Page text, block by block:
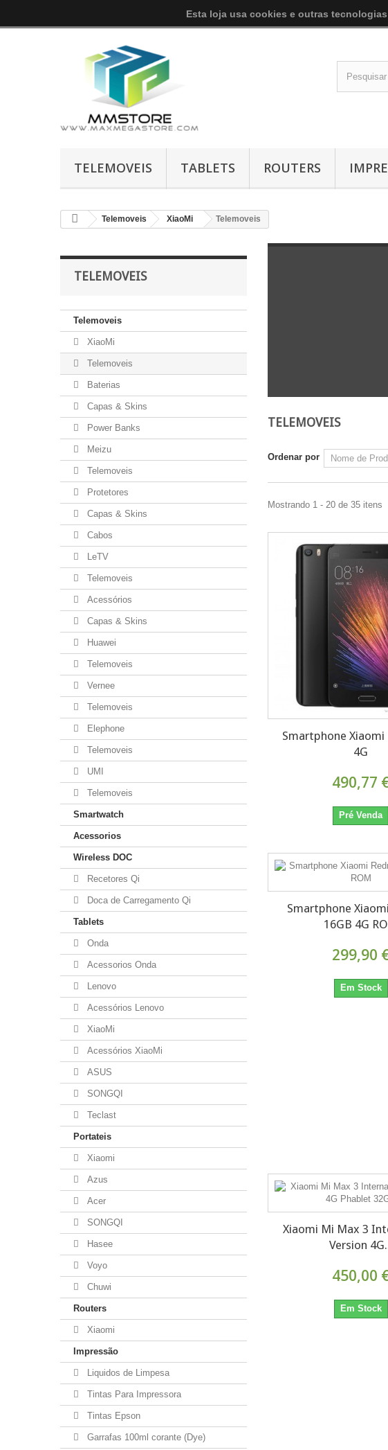
TELEMOVEIS TABLETS ROUTERS
Telemoveis XiaoMi Telemoveis
TELEMOVEIS
Telemoveis
XiaoMi
Telemoveis
Baterias
Capas & Skins
Power Banks
Meizu
Telemoveis
Protetores
Capas & Skins
Cabos
LeTV
Telemoveis
Acessórios
Capas & Skins
Huawei
Telemoveis
Vernee
Telemoveis
Elephone
Telemoveis
UMI
Telemoveis
Smartwatch
Acessorios
Wireless DOC
Recetores Qi
Doca de Carregamento Qi
Tablets
Onda
Acessorios Onda
Lenovo
Acessórios Lenovo
XiaoMi
Acessórios XiaoMi
ASUS
SONGQI
Teclast
Portateis
Xiaomi
Azus
Acer
SONGQI
Hasee
Voyo
Chuwi
Routers
Xiaomi
Impressão
Liquidos de Limpesa
Tintas Para Impressora
Tintas Epson
Garrafas 100ml corante (Dye)
TELEMOVEIS
Ordenar por
Mostrando 1 - 20 de 35 itens
Smartphone Xiaomi
4G
490,77
Pré Venda
Smartphone
16GB 4G
299,90
Em Stock
Xiaomi Mi Max 3
Version
450,00
Em Stock
Esta loja usa cookies e outras